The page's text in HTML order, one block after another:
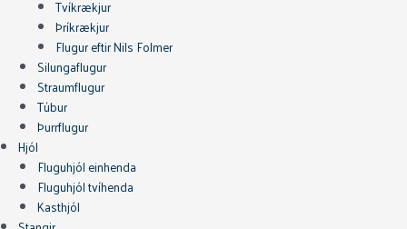
Tvíkrækjur
Þríkrækjur
Flugur eftir Nils Folmer
Silungaflugur
Straumflugur
Túbur
Þurrflugur
Hjól
Fluguhjól einhenda
Fluguhjól tvíhenda
Kasthjól